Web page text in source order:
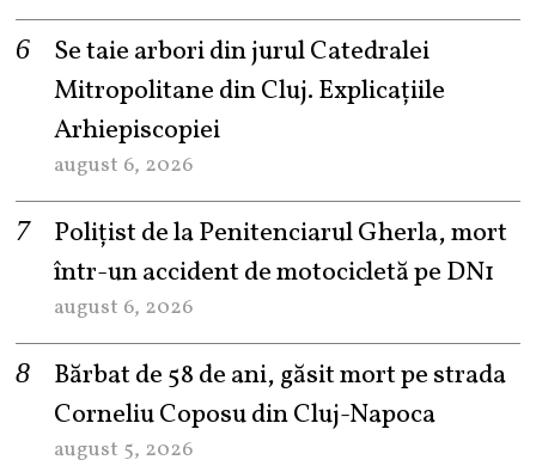
Se taie arbori din jurul Catedralei
Mitropolitane din Cluj. Explicațiile
Arhiepiscopiei
august 6, 2026
Polițist de la Penitenciarul Gherla, mort
într-un accident de motocicletă pe DN1
august 6, 2026
Bărbat de 58 de ani, găsit mort pe strada
Corneliu Coposu din Cluj-Napoca
august 5, 2026